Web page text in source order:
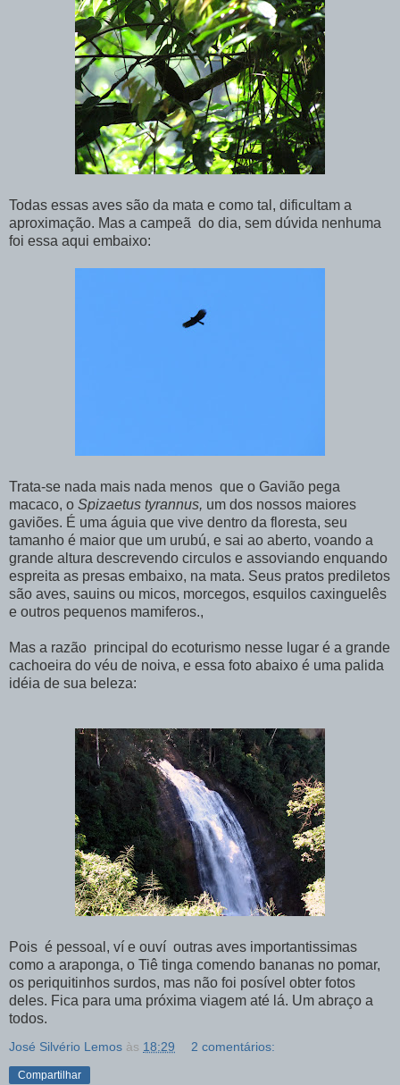
Todas essas aves são da mata e como tal, dificultam a
aproximação. Mas a campeã do dia, sem dúvida nenhuma
foi essa aqui embaixo:
Trata-se nada mais nada menos que o Gavião pega
macaco, o Spizaetus tyrannus, um dos nossos maiores
gaviões. É uma águia que vive dentro da floresta, seu
tamanho é maior que um urubú, e sai ao aberto, voando a
grande altura descrevendo circulos e assoviando enquando
espreita as presas embaixo, na mata. Seus pratos prediletos
são aves, sauins ou micos, morcegos, esquilos caxinguelês
e outros pequenos mamiferos.,
Mas a razão principal do ecoturismo nesse lugar é a grande
cachoeira do véu de noiva, e essa foto abaixo é uma palida
idéia de sua beleza:
Pois é pessoal, ví e ouví outras aves importantissimas
como a araponga, o Tiê tinga comendo bananas no pomar,
os periquitinhos surdos, mas não foi posível obter fotos
deles. Fica para uma próxima viagem até lá. Um abraço a
todos.
José Silvério Lemos às 18:29 2 comentários:
Compartilhar